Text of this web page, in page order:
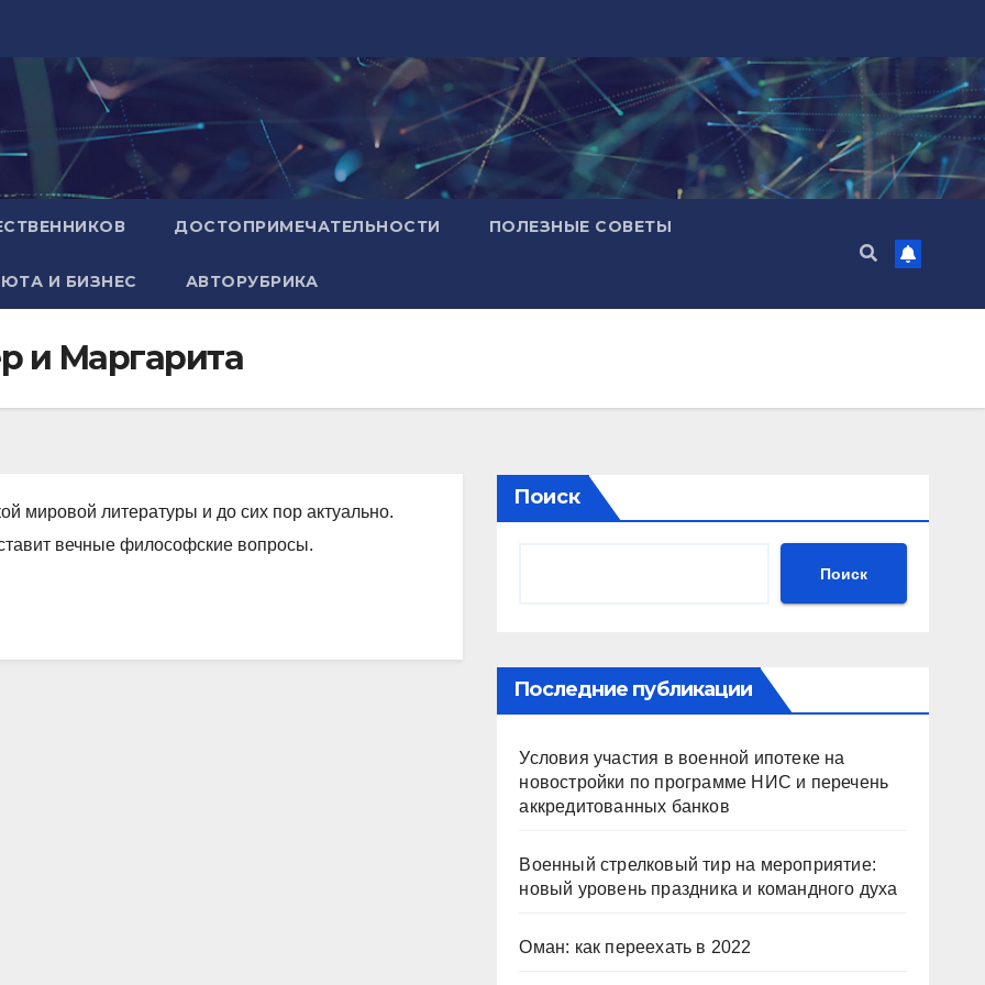
ДОСТОПРИМЕЧАТЕЛЬНОСТИ ПОЛЕЗНЫЕ СОВЕТЫ
И БИЗНЕС АВТОРУБРИКА
и Маргарита
мировой литературы и до сих пор актуально.
ставит вечные философские вопросы.
Поиск
Поиск
Последние публикации
Условия участия в военной ипотеке на
новостройки по программе НИС и перечень
аккредитованных банков
Военный стрелковый тир на мероприятие:
новый уровень праздника и командного духа
Оман: как переехать в 2022